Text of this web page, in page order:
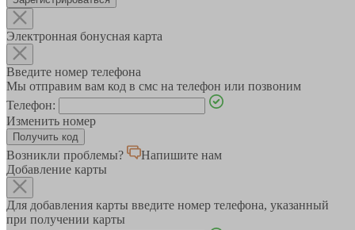
Электронная бонусная карта
Введите номер телефона
Мы отправим вам код в смс на телефон или позвоним
Телефон:
Изменить номер
Возникли проблемы?
Напишите нам
Добавление карты
Для добавления карты введите номер телефона, указанный
при получении карты